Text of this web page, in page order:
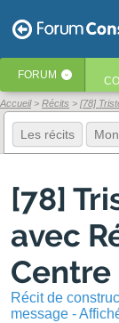
FORUM ‹
Accueil Récits [78]
Les récits
[78]
avec
Centre
Récit de
message -